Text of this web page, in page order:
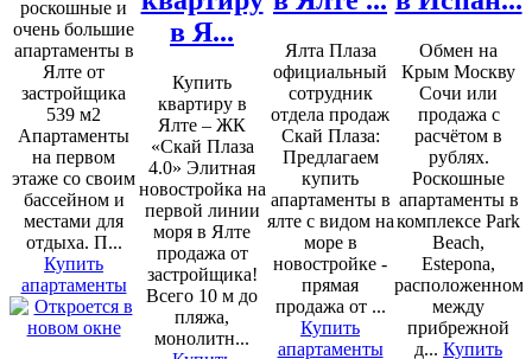
роскошные и
очень большие
апартаменты в
Ялте от
застройщика
539 м2
Апартаменты
на первом
этаже со своим
бассейном и
местами для
отдыха. П...
Купить
апартаменты
в Я...
Купить
квартиру в
Ялте – ЖК
«Скай Плаза
4.0» Элитная
новостройка на
первой линии
моря в Ялте
продажа от
застройщика!
Всего 10 м до
пляжа,
монолитн...
Ялта Плаза
официальный
сотрудник
отдела продаж
Скай Плаза:
Предлагаем
купить
апартаменты в
ялте с видом на
море в
новостройке -
прямая
продажа от ...
Купить
апартаменты
Обмен на
Крым Москву
Сочи или
продажа с
расчётом в
рублях.
Роскошные
апартаменты в
комплексе Park
Beach,
Estepona,
расположенном
между
прибрежной
д... Купить